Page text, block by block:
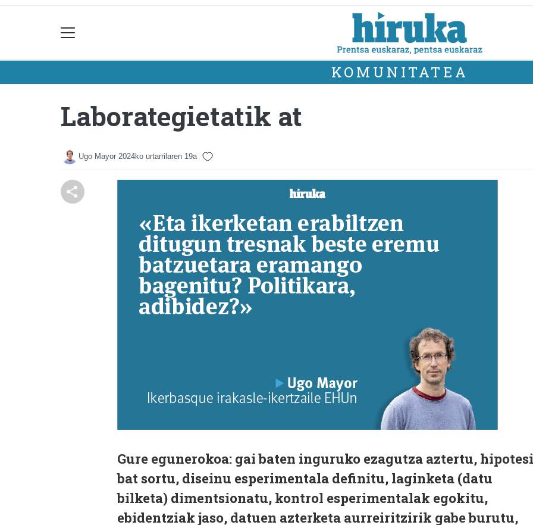
KOMUNITATEA
Laborategietatik at
Ugo Mayor 2024ko urtarrilaren 19a
Gure egunerokoa: gai baten inguruko ezagutza aztertu, hipotesi
bat sortu, diseinu esperimentala definitu, laginketa (datu
bilketa) dimentsionatu, kontrol esperimentalak egokitu,
ebidentziak jaso, datuen azterketa aurreiritzirik gabe burutu,